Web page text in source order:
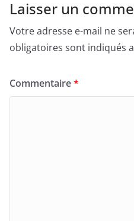
Laisser un
Votre adresse e-mail ne
obligatoires sont indiqués
Commentaire*